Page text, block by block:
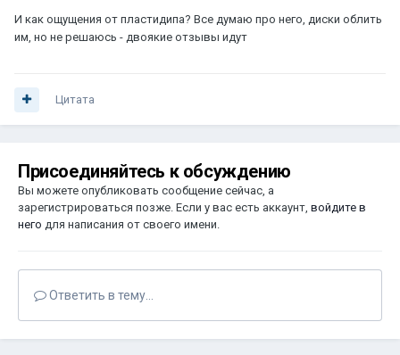
И как ощущения от пластидипа? Все думаю про него, диски облить
им, но не решаюсь - двоякие отзывы идут
Цитата
Присоединяйтесь к обсуждению
Вы можете опубликовать сообщение сейчас, а
зарегистрироваться позже. Если у вас есть аккаунт, войдите в
него для написания от своего имени.
Ответить в тему...